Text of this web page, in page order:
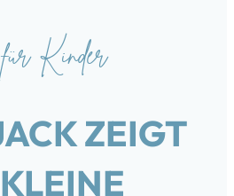
Kinder
ZEIGT